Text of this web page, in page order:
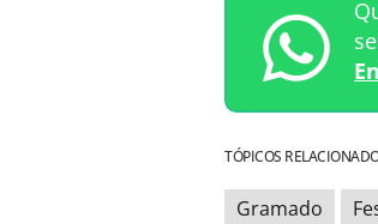
TÓPICOS
Gramado